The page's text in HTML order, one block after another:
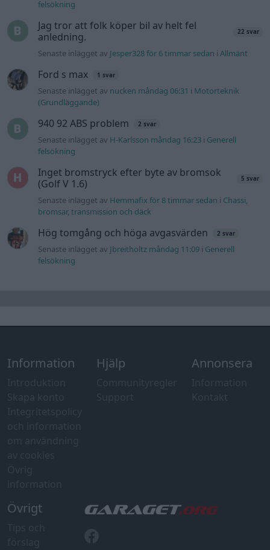
felsökning
Jag tror att folk köper bil av helt fel
anledning.
22 svar
Senaste inlägget av Jesper328 för 6 timmar sedan iAllmänt
Ford s max 1 svar
Senaste inlägget av nucken måndag 06:31 i Motorteknik
(Grundläggande)
940 92 ABS problem 2 svar
Senaste inlägget av H-Karlsson måndag 16:23 i Generell
felsökning
Inget bromstryck efter byte av bromsok
(Golf V 1.6)
5 svar
Senaste inlägget av Hemmafix för 8 timmar sedan i Chassi,
bromsar, transmission och däck
Hög tomgång och höga avgasvärden 2 svar
Senaste inlägget av Jbreitholtz måndag 11:09 i Generell
felsökning
Information Hjälp Annonsera
Övrigt